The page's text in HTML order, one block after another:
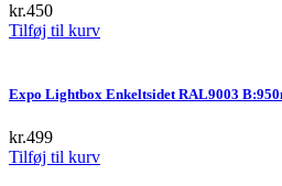
kr.450
Tilføj til kurv
Expo Lightbox Enkeltsidet RAL9003
kr.499
Tilføj til kurv